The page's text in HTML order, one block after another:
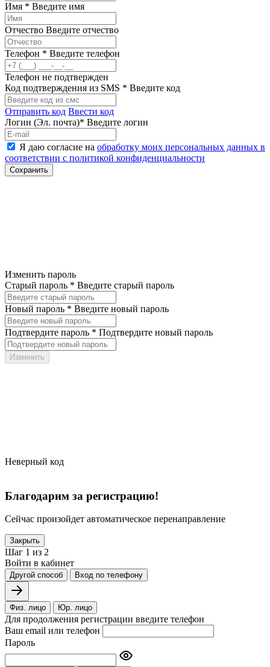
Имя * Введите имя
Отчество Введите отчество
Телефон * Введите телефон
Телефон не подтвержден
Код подтверждения из SMS * Введите код
Отправить код Ввести код
Логин (Эл. почта)* Введите логин
Я даю согласие на обработку моих персональных данных в
соответствии с политикой конфиденциальности
Изменить пароль
Старый пароль * Введите старый пароль
Новый пароль * Введите новый пароль
Подтвердите пароль * Подтвердите новый пароль
Неверный код
Благодарим за регистрацию!
Сейчас произойдет автоматическое перенаправление
Закрыть
Шаг 1 из 2
Войти в кабинет
Другой способ Вход по телефону
Физ. лицо Юр. лицо
Для продолжения регистрации введите телефон
Ваш email или телефон
Пароль